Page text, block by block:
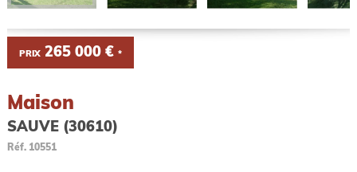
PRIX265 000 € *
Maison
SAUVE (30610)
Réf. 10551